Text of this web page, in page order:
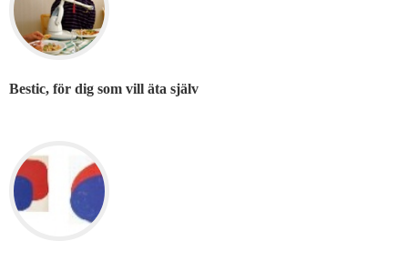
Bestic, för dig som vill äta själv